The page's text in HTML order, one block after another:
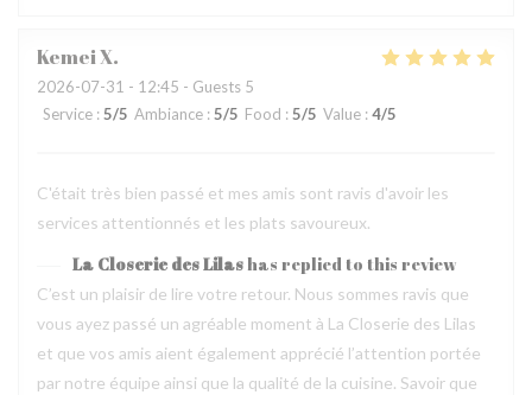
KemeiX
2026-07-31 - 12:45 - Guests 5
Service : 5/5 Ambiance : 5/5 Food : 5/5 Value : 4/5
C'était très bien passé et mes amis sont ravis d'avoir les
services attentionnés et les plats savoureux.
La Closerie des Lilashas replied to this review
C’est un plaisir de lire votre retour. Nous sommes ravis que
vous ayez passé un agréable moment à La Closerie des Lilas
et que vos amis aient également apprécié l’attention portée
par notre équipe ainsi que la qualité de la cuisine. Savoir que